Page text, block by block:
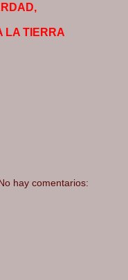
TIERRA
hay comentarios: